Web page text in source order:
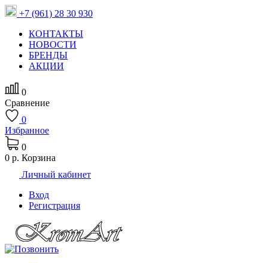
+7 (961) 28 30 930
КОНТАКТЫ
НОВОСТИ
БРЕНДЫ
АКЦИИ
0
Сравнение
0
Избранное
0
0 р. Корзина
Личный кабинет
Вход
Регистрация